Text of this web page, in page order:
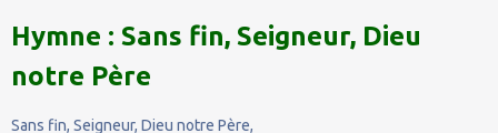
Hymne : Sans fin, Seigneur, Dieu
notre Père
Sans fin, Seigneur, Dieu notre Père,